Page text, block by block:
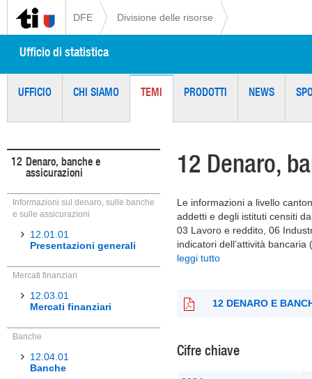
DFE Divisione delle risorse
Ufficio di statistica
UFFICIO CHI SIAMO TEMI PRODOTTI NEWS
12 Denaro, banche e
assicurazioni
Informazioni sul denaro, sulle banche
e sulle assicurazioni
12.01.01
Presentazioni generali
Mercati finanziari
12.03.01
Mercati finanziari
Banche
12.04.01
Banche
12 Denaro,
Le informazioni a livello
addetti e degli istituti censiti
03 Lavoro e reddito, 06
indicatori dell’attività
leggi tutto
12 DENARO E
Cifre chiave